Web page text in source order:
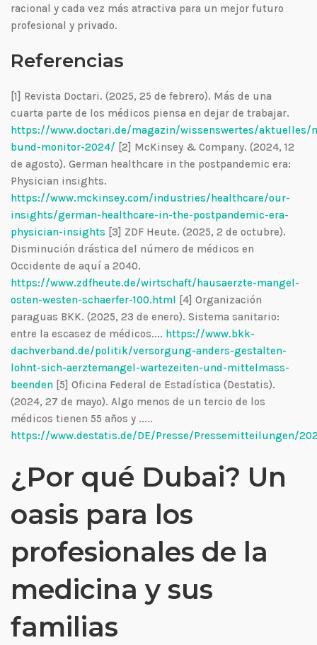
racional y cada vez más atractiva para un mejor futuro
profesional y privado.
Referencias
[1] Revista Doctari. (2025, 25 de febrero). Más de una
cuarta parte de los médicos piensa en dejar de trabajar.
https://www.doctari.de/magazin/wissenswertes/aktuelles/
bund-monitor-2024/ [2] McKinsey & Company. (2024, 12
de agosto). German healthcare in the postpandemic era:
Physician insights.
https://www.mckinsey.com/industries/healthcare/our-
insights/german-healthcare-in-the-postpandemic-era-
physician-insights [3] ZDF Heute. (2025, 2 de octubre).
Disminución drástica del número de médicos en
Occidente de aquí a 2040.
https://www.zdfheute.de/wirtschaft/hausaerzte-mangel-
osten-westen-schaerfer-100.html
[4] Organización
paraguas BKK. (2025, 23 de enero). Sistema sanitario:
entre la escasez de médicos.... https://www.bkk-
dachverband.de/politik/versorgung-anders-gestalten-
lohnt-sich-aerztemangel-wartezeiten-und-mittelmass-
beenden [5] Oficina Federal de Estadística (Destatis).
(2024, 27 de mayo). Algo menos de un tercio de los
médicos tienen 55 años y .....
https://www.destatis.de/DE/Presse/Pressemitteilungen/
¿Por qué Dubai? Un
oasis para los
profesionales de la
medicina y sus
familias